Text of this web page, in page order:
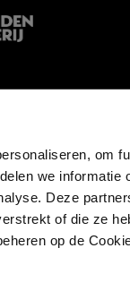
om
we informatie
Deze
of die ze
op de